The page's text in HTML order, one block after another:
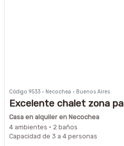
Código 9533 · Necochea · Buenos Aires
Excelente chalet zona
Casa en alquiler en Necochea
4 ambientes · 2 baños
Capacidad de 3 a 4 personas